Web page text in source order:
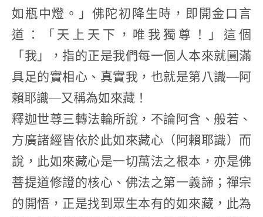
如瓶中燈。」佛陀初降生時，即開金口言
道：「天上天下，唯我獨尊！」這個
「我」，指的正是我們每一個人本來就圓滿
具足的實相心、真實我，也就是第八識—阿
賴耶識—又稱為如來藏！
釋迦世尊三轉法輪所說，不論阿含、般若、
方廣諸經皆依於此如來藏心（阿賴耶識）而
說，此如來藏心是一切萬法之根本，亦是佛
菩提道修證的核心、佛法之第一義諦；禪宗
的開悟，正是找到眾生本有的如來藏，此為